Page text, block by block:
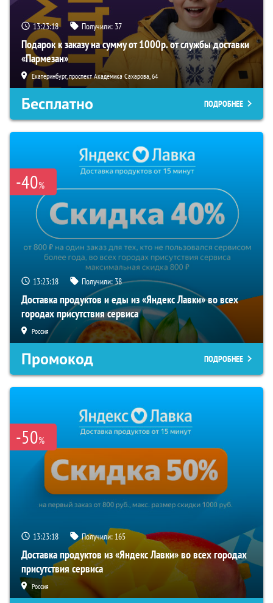
13:23:17 Получили: 37
Подарок к заказу на сумму от 1000р. от службы доставки
«Пармезан»
Екатеринбург, проспект Академика Сахарова, 64
Бесплатно ПОДРОБНЕЕ
-40%
13:23:17 Получили:38
Доставка продуктов и еды из «Яндекс Лавки» во всех
городах присутствия сервиса
Россия
Промокод ПОДРОБНЕЕ
-50%
13:23:17 Получили: 165
Доставка продуктов из «Яндекс Лавки» во всех городах
присутствия сервиса
Россия